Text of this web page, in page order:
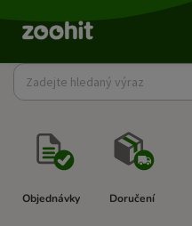
Objednávky Doručení